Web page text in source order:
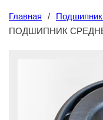
Главная /
ПОДШИПНИК